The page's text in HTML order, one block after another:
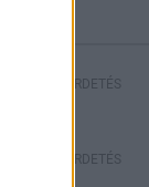
HÍRDETÉS
HÍRDETÉS